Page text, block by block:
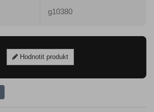
g10380
Hodnotit produkt